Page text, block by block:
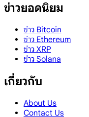
ข่าวยอดนิยม
ข่าว Bitcoin
ข่าว Ethereum
ข่าว XRP
ข่าว Solana
เกี่ยวกับ
About Us
Contact Us